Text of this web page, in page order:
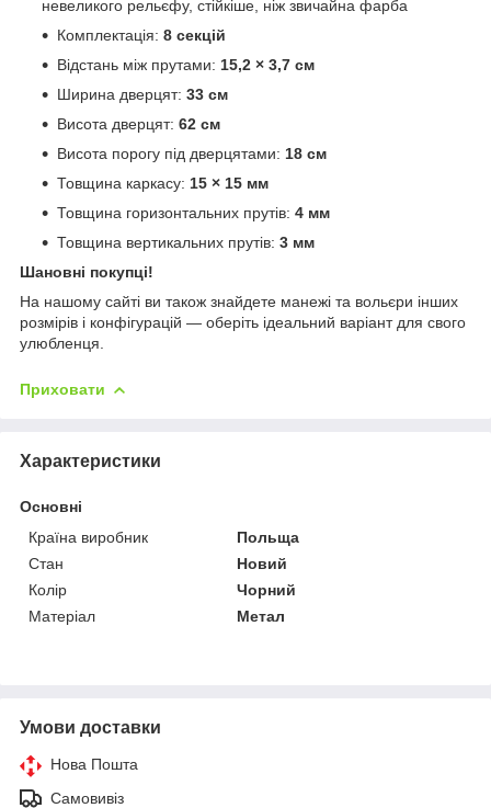
невеликого рельєфу, стійкіше, ніж звичайна фарба
Комплектація: 8 секцій
Відстань між прутами: 15,2 × 3,7 см
Ширина дверцят: 33 см
Висота дверцят: 62 см
Висота порогу під дверцятами: 18 см
Товщина каркасу: 15 × 15 мм
Товщина горизонтальних прутів: 4 мм
Товщина вертикальних прутів: 3 мм
Шановні покупці!
На нашому сайті ви також знайдете манежі та вольєри інших
розмірів і конфігурацій — оберіть ідеальний варіант для свого
улюбленця.
Приховати
Характеристики
Основні
Країна виробник
Польща
Стан
Новий
Колір
Чорний
Матеріал
Метал
Умови доставки
Нова Пошта
Самовивіз